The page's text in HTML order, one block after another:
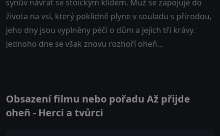
synův návrat se stoickým klidem. Muž se zapojuje do
života na vsi, který poklidně plyne v souladu s přírodou,
jeho dny jsou vyplněny péčí o dům a jejich tři krávy.
Jednoho dne se však znovu rozhoří oheň…
Obsazení filmu nebo pořadu Až přijde
oheň - Herci a tvůrci